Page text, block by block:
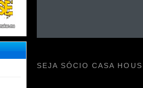
SEJA SÓCIO CASA